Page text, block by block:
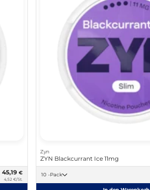
45,19€
4,52 €/St.
Zyn
ZYN Blackcurrant Ice 11mg
10 -Pack